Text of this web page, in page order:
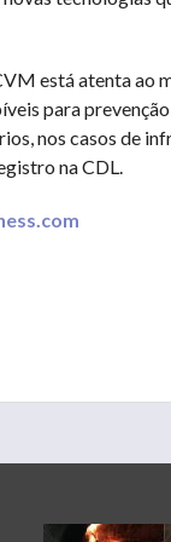
está atenta ao
para
nos casos de
na CDL.